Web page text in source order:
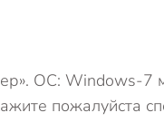
ОС: Windows-7
пожалуйста